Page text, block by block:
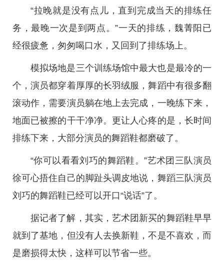
“拉晚就是没有点儿，直到完成当天的排练任
务，最晚一次是到两点。”一天的排练，魏菁阳已
经很疲惫，匆匆喝口水，又回到了排练场上。
模拟场地是三个训练场馆中最大也是最冷的一
个，演员都穿着厚厚的长羽绒服，舞蹈中有很多翻
滚动作，需要演员躺在地上去完成，一晚练下来，
地面已被擦的干干净净。更让人心疼的是，长时间
排练下来，大部分演员的舞蹈鞋都磨破了。
“你可以看看刘巧的舞蹈鞋。”艺术团三队演员
徐可心捂住自己的脚趾头调皮地说，舞蹈三队演员
刘巧的舞蹈鞋已经可以开口“说话”了。
据记者了解，其实，艺术团新买的舞蹈鞋早早
就到了基地，但没有人去换新鞋，不是不喜欢，而
是磨损得太快，这样可以节省一些。